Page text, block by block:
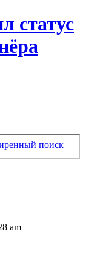
статус
поиск
am